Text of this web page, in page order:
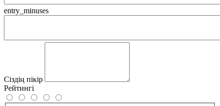
entry_minuses
Сіздің пікір
Рейтингі